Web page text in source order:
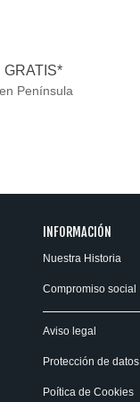
GRATIS*
Península
INFORMACIÓN
Nuestra Historia
Compromiso social
Aviso legal
Protección de datos
Poítica de Cookies